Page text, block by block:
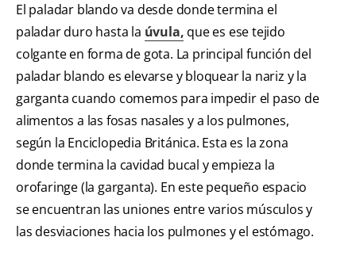
El paladar blando va desde donde termina el
paladar duro hasta la úvula, que es ese tejido
colgante en forma de gota. La principal función del
paladar blando es elevarse y bloquear la nariz y la
garganta cuando comemos para impedir el paso de
alimentos a las fosas nasales y a los pulmones,
según la Enciclopedia Británica. Esta es la zona
donde termina la cavidad bucal y empieza la
orofaringe (la garganta). En este pequeño espacio
se encuentran las uniones entre varios músculos y
las desviaciones hacia los pulmones y el estómago.